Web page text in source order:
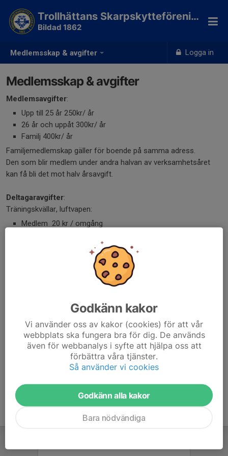
Medlemsskap & avgifter Logga in
Trollhättans Skarpskytteförening
Bildad 1862
Medlemsskap & avgifter
Medlemsavgifter:
Upp till 25 år 250kr/ år
26 år och uppåt 300kr/ år
Familj 400kr/ år
Familjemedlemskap gäller för boende på samma adress.
Den som blir medlem under andra halvan av verksamhetsåret
kan få bli det mot halv årsavgift.
Deltagaravgifter:
Träningskvällar, luftvapen:
Medlem 20 kr / omgång
Termin, en kväll/vecka (för medlemmar) 200 kr / vår
Icke medlem 60kr/ omgång
Termin, en kväll/vecka (för medlemmar) 400 kr / sommar
Avgifter på tävlingar anges i respektive inbjudan.
Företagsevent och övriga bokningar 150 kr per person
Betalas in på bankgiro: 820-4547.
Godkänn kakor
Vi använder oss av kakor (cookies) för att vår
webbplats ska fungera bra för dig. De används
även för webbanalys i syfte att hjälpa oss att
förbättra våra tjänster.
Så använder vi cookies
Godkänn alla kakor
Bara nödvändiga